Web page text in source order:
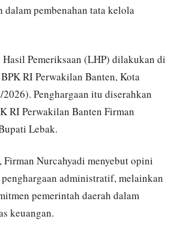
dalam pembenahan tata kelola
Hasil Pemeriksaan (LHP) dilakukan di
RI Perwakilan Banten, Kota
2026). Penghargaan itu diserahkan
RI Perwakilan Banten Firman
Lebak.
Firman Nurcahyadi menyebut opini
administratif, melainkan
pemerintah daerah dalam
keuangan.